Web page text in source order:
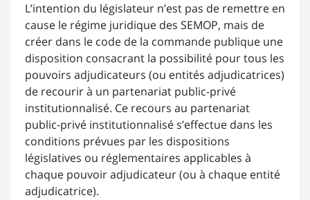
L’intention du législateur n’est pas de remettre en
cause le régime juridique des SEMOP, mais de
créer dans le code de la commande publique une
disposition consacrant la possibilité pour tous les
pouvoirs adjudicateurs (ou entités adjudicatrices)
de recourir à un partenariat public-privé
institutionnalisé. Ce recours au partenariat
public-privé institutionnalisé s’effectue dans les
conditions prévues par les dispositions
législatives ou réglementaires applicables à
chaque pouvoir adjudicateur (ou à chaque entité
adjudicatrice).